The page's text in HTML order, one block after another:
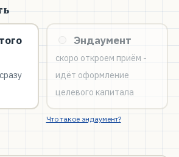
Эндаумент
скоро откроем приём -
идёт оформление
целевого капитала
Что такое эндаумент?